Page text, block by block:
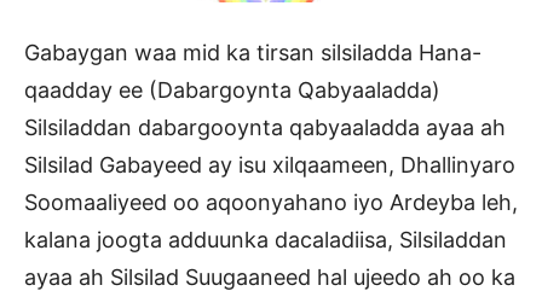
Gabaygan waa mid ka tirsan silsiladda Hana-
qaadday ee (Dabargoynta Qabyaaladda)
Silsiladdan dabargooynta qabyaaladda ayaa ah
Silsilad Gabayeed ay isu xilqaameen, Dhallinyaro
Soomaaliyeed oo aqoonyahano iyo Ardeyba leh,
kalana joogta adduunka dacaladiisa, Silsiladdan
ayaa ah Silsilad Suugaaneed hal ujeedo ah oo ka